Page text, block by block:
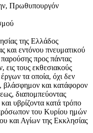
Πρωθυπουργόν
της Ελλάδος
και εντόνου πνευματικού
προς πάντας
τους εκθεσιακούς
τα οποία, όχι δεν
βλάσφημον και κατάφορον
διαπομπεύοντας
υβρίζοντα κατά τρόπο
του Κυρίου ημών
και Αγίων της Εκκλησίας